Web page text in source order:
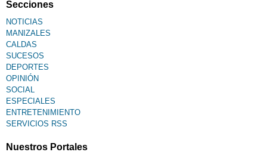
Secciones
NOTICIAS
MANIZALES
CALDAS
SUCESOS
DEPORTES
OPINIÓN
SOCIAL
ESPECIALES
ENTRETENIMIENTO
SERVICIOS RSS
Nuestros Portales